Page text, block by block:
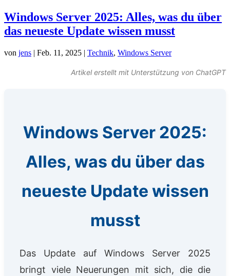
Windows Server 2025: Alles, was du über
das neueste Update wissen musst
von jens | Feb. 11, 2025 | Technik, Windows Server
Artikel erstellt mit Unterstützung von ChatGPT
Windows Server 2025:
Alles, was du über das
neueste Update wissen
musst
Das Update auf Windows Server 2025
bringt viele Neuerungen mit sich, die die